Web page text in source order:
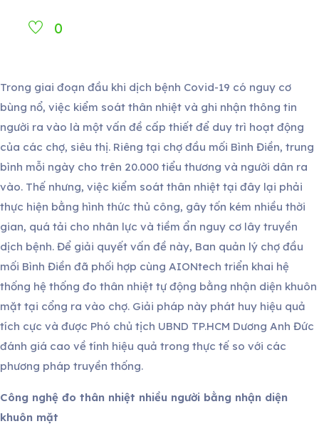
0
Trong giai đoạn đầu khi dịch bệnh Covid-19 có nguy cơ
bùng nổ, việc kiểm soát thân nhiệt và ghi nhận thông tin
người ra vào là một vấn đề cấp thiết để duy trì hoạt động
của các chợ, siêu thị. Riêng tại chợ đầu mối Bình Điền, trung
bình mỗi ngày cho trên 20.000 tiểu thương và người dân ra
vào. Thế nhưng, việc kiểm soát thân nhiệt tại đây lại phải
thực hiện bằng hình thức thủ công, gây tốn kém nhiều thời
gian, quá tải cho nhân lực và tiềm ẩn nguy cơ lây truyền
dịch bệnh. Để giải quyết vấn đề này, Ban quản lý chợ đầu
mối Bình Điền đã phối hợp cùng AIONtech triển khai hệ
thống hệ thống đo thân nhiệt tự động bằng nhận diện khuôn
mặt tại cổng ra vào chợ. Giải pháp này phát huy hiệu quả
tích cực và được Phó chủ tịch UBND TP.HCM Dương Anh Đức
đánh giá cao về tính hiệu quả trong thực tế so với các
phương pháp truyền thống.
Công nghệ đo thân nhiệt nhiều người bằng nhận diện
khuôn mặt